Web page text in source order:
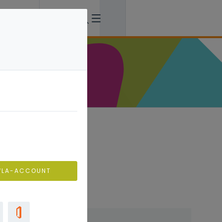
eerder
ACCOUNT